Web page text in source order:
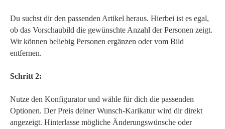
Du suchst dir den passenden Artikel heraus. Hierbei ist es egal,
ob das Vorschaubild die gewünschte Anzahl der Personen zeigt.
Wir können beliebig Personen ergänzen oder vom Bild
entfernen.
Schritt 2:
Nutze den Konfigurator und wähle für dich die passenden
Optionen. Der Preis deiner Wunsch-Karikatur wird dir direkt
angezeigt. Hinterlasse mögliche Änderungswünsche oder